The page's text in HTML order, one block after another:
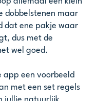
dobbelstenen maar
dat ene pakje waar
dus met de
wel goed.
app een voorbeeld
met een set regels